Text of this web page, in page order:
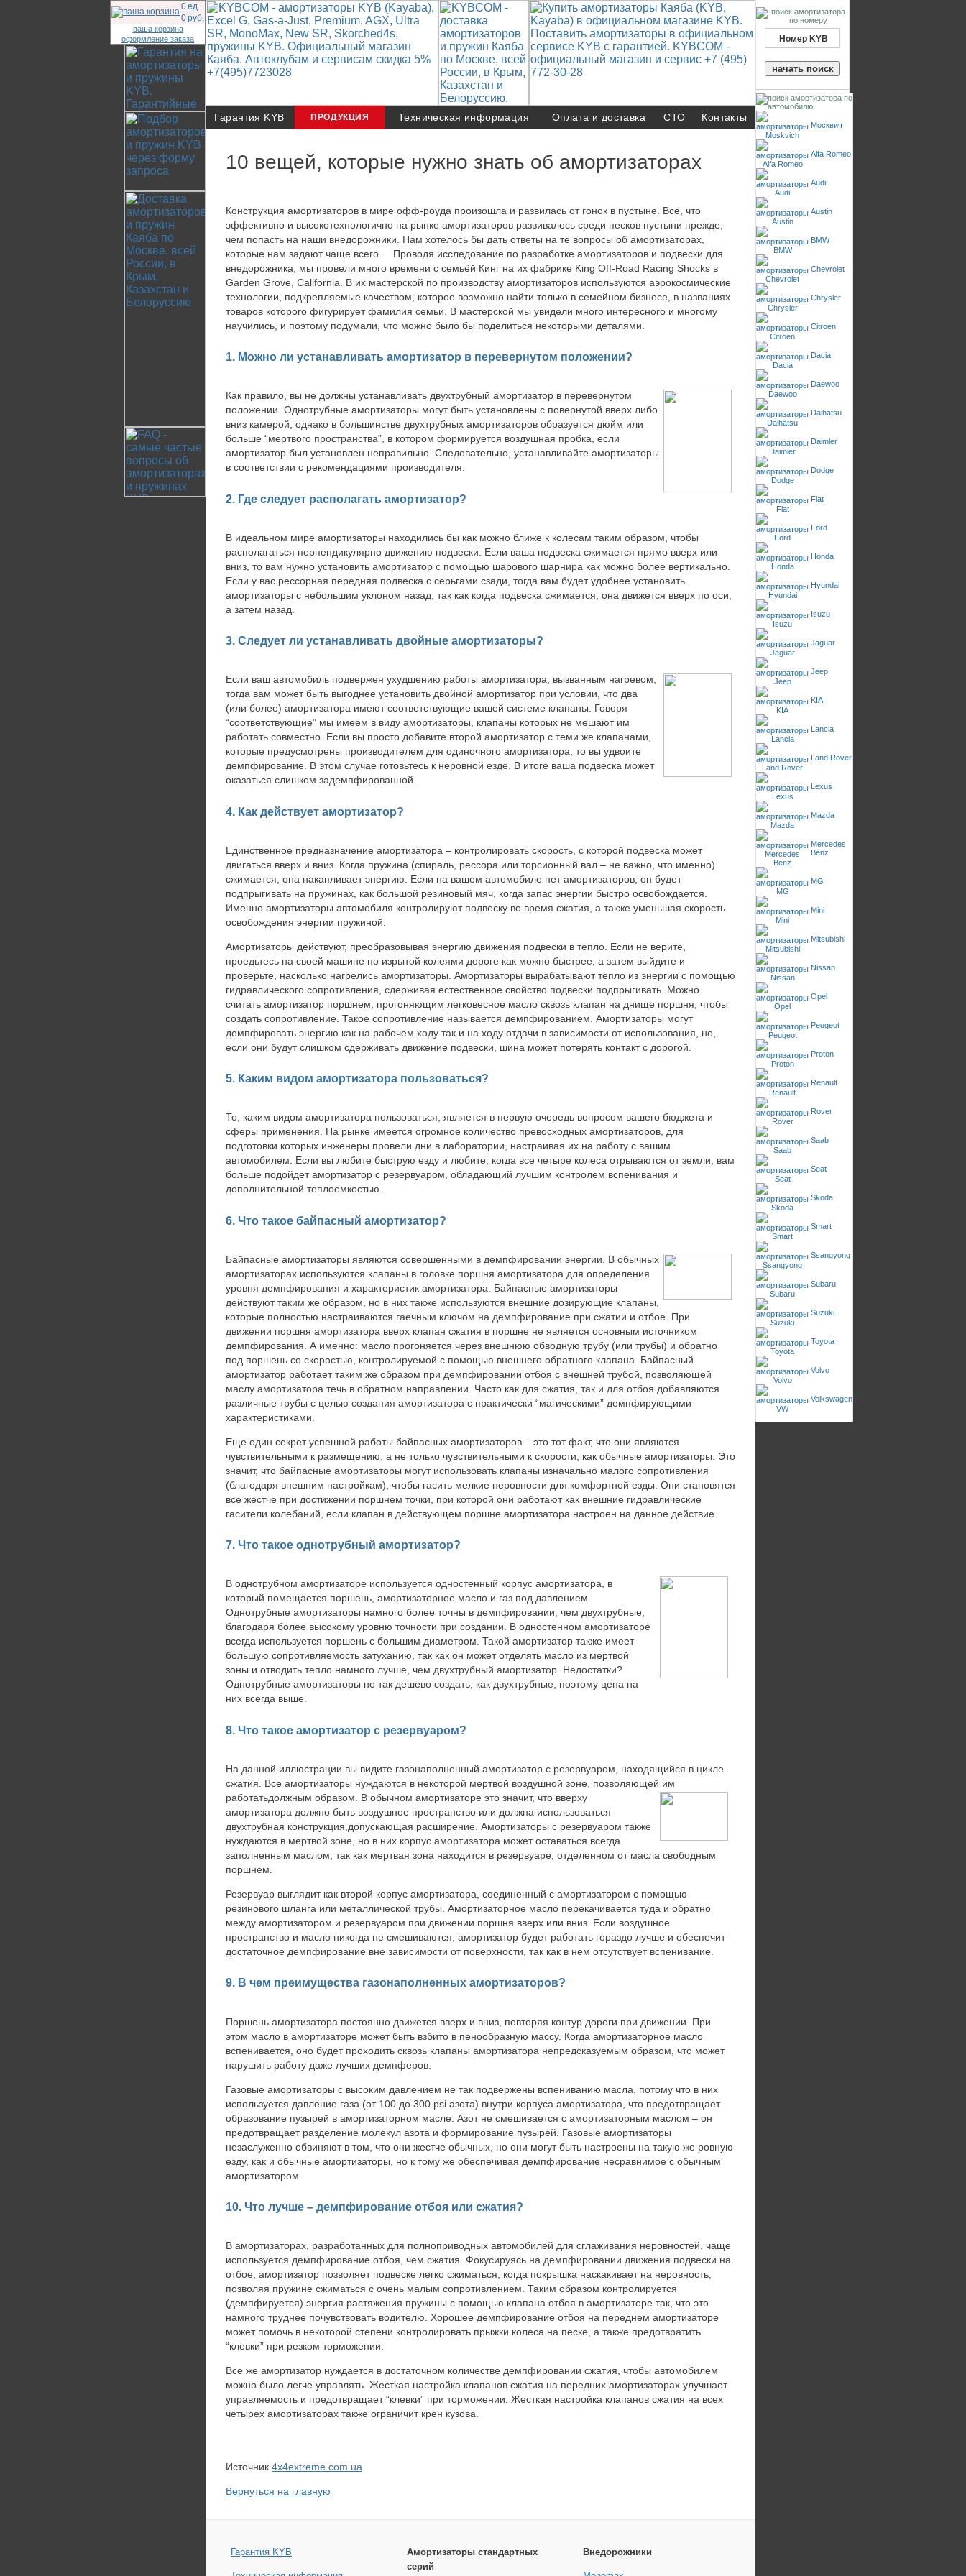
0ед.
0руб.
ваша корзина
оформление заказа
Гарантия KYB ПРОДУКЦИЯ Техническая информация Оплата и доставка СТО Контакты
10 вещей, которые нужно знать об амортизаторах
Конструкция амортизаторов в мире офф-роуда произошла и развилась от гонок в пустыне. Всё, что
эффективно и высокотехнологично на рынке амортизаторов развивалось среди песков пустыни прежде,
чем попасть на наши внедорожники. Нам хотелось бы дать ответы на те вопросы об амортизаторах,
которые нам задают чаще всего. Проводя исследование по разработке амортизаторов и подвески для
внедорожника, мы провели много времени с семьёй Кинг на их фабрике King Off-Road Racing Shocks в
Garden Grove, California. В их мастерской по производству амортизаторов используются аэрокосмические
технологии, подкрепляемые качеством, которое возможно найти только в семейном бизнесе, в названиях
товаров которого фигурирует фамилия семьи. В мастерской мы увидели много интересного и многому
научились, и поэтому подумали, что можно было бы поделиться некоторыми деталями.
1. Можно ли устанавливать амортизатор в перевернутом положении?
Как правило, вы не должны устанавливать двухтрубный амортизатор в перевернутом
положении. Однотрубные амортизаторы могут быть установлены с повернутой вверх либо
вниз камерой, однако в большинстве двухтрубных амортизаторов образуется дюйм или
больше “мертвого пространства”, в котором формируется воздушная пробка, если
амортизатор был установлен неправильно. Следовательно, устанавливайте амортизаторы
в соответствии с рекомендациями производителя.
2. Где следует располагать амортизатор?
В идеальном мире амортизаторы находились бы как можно ближе к колесам таким образом, чтобы
располагаться перпендикулярно движению подвески. Если ваша подвеска сжимается прямо вверх или
вниз, то вам нужно установить амортизатор с помощью шарового шарнира как можно более вертикально.
Если у вас рессорная передняя подвеска с серьгами сзади, тогда вам будет удобнее установить
амортизаторы с небольшим уклоном назад, так как когда подвеска сжимается, она движется вверх по оси,
а затем назад.
3. Следует ли устанавливать двойные амортизаторы?
Если ваш автомобиль подвержен ухудшению работы амортизатора, вызванным нагревом,
тогда вам может быть выгоднее установить двойной амортизатор при условии, что два
(или более) амортизатора имеют соответствующие вашей системе клапаны. Говоря
“соответствующие” мы имеем в виду амортизаторы, клапаны которых не мешают им
работать совместно. Если вы просто добавите второй амортизатор с теми же клапанами,
которые предусмотрены производителем для одиночного амортизатора, то вы удвоите
демпфирование. В этом случае готовьтесь к неровной езде. В итоге ваша подвеска может
оказаться слишком задемпфированной.
4. Как действует амортизатор?
Единственное предназначение амортизатора – контролировать скорость, с которой подвеска может
двигаться вверх и вниз. Когда пружина (спираль, рессора или торсионный вал – не важно, что именно)
сжимается, она накапливает энергию. Если на вашем автомобиле нет амортизаторов, он будет
подпрыгивать на пружинах, как большой резиновый мяч, когда запас энергии быстро освобождается.
Именно амортизаторы автомобиля контролируют подвеску во время сжатия, а также уменьшая скорость
освобождения энергии пружиной.
Амортизаторы действуют, преобразовывая энергию движения подвески в тепло. Если не верите,
проедьтесь на своей машине по изрытой колеями дороге как можно быстрее, а затем выйдите и
проверьте, насколько нагрелись амортизаторы. Амортизаторы вырабатывают тепло из энергии с помощью
гидравлического сопротивления, сдерживая естественное свойство подвески подпрыгивать. Можно
считать амортизатор поршнем, прогоняющим легковесное масло сквозь клапан на днище поршня, чтобы
создать сопротивление. Такое сопротивление называется демпфированием. Амортизаторы могут
демпфировать энергию как на рабочем ходу так и на ходу отдачи в зависимости от использования, но,
если они будут слишком сдерживать движение подвески, шина может потерять контакт с дорогой.
5. Каким видом амортизатора пользоваться?
То, каким видом амортизатора пользоваться, является в первую очередь вопросом вашего бюджета и
сферы применения. На рынке имеется огромное количество превосходных амортизаторов, для
подготовки которых инженеры провели дни в лаборатории, настраивая их на работу с вашим
автомобилем. Если вы любите быструю езду и любите, когда все четыре колеса отрываются от земли, вам
больше подойдет амортизатор с резервуаром, обладающий лучшим контролем вспенивания и
дополнительной теплоемкостью.
6. Что такое байпасный амортизатор?
Байпасные амортизаторы являются совершенными в демпфировании энергии. В обычных
амортизаторах используются клапаны в головке поршня амортизатора для определения
уровня демпфирования и характеристик амортизатора. Байпасные амортизаторы
действуют таким же образом, но в них также используются внешние дозирующие клапаны,
которые полностью настраиваются гаечным ключом на демпфирование при сжатии и отбое. При
движении поршня амортизатора вверх клапан сжатия в поршне не является основным источником
демпфирования. А именно: масло прогоняется через внешнюю обводную трубу (или трубы) и обратно
под поршень со скоростью, контролируемой с помощью внешнего обратного клапана. Байпасный
амортизатор работает таким же образом при демпфировании отбоя с внешней трубой, позволяющей
маслу амортизатора течь в обратном направлении. Часто как для сжатия, так и для отбоя добавляются
различные трубы с целью создания амортизатора с практически “магическими” демпфирующими
характеристиками.
Еще один секрет успешной работы байпасных амортизаторов – это тот факт, что они являются
чувствительными к размещению, а не только чувствительными к скорости, как обычные амортизаторы. Это
значит, что байпасные амортизаторы могут использовать клапаны изначально малого сопротивления
(благодаря внешним настройкам), чтобы гасить мелкие неровности для комфортной езды. Они становятся
все жестче при достижении поршнем точки, при которой они работают как внешние гидравлические
гасители колебаний, если клапан в действующем поршне амортизатора настроен на данное действие.
7. Что такое однотрубный амортизатор?
В однотрубном амортизаторе используется одностенный корпус амортизатора, в
который помещается поршень, амортизаторное масло и газ под давлением.
Однотрубные амортизаторы намного более точны в демпфировании, чем двухтрубные,
благодаря более высокому уровню точности при создании. В одностенном амортизаторе
всегда используется поршень с бoльшим диаметром. Такой амортизатор также имеет
большую сопротивляемость затуханию, так как он может отделять масло из мертвой
зоны и отводить тепло намного лучше, чем двухтрубный амортизатор. Недостатки?
Однотрубные амортизаторы не так дешево создать, как двухтрубные, поэтому цена на
них всегда выше.
8. Что такое амортизатор с резервуаром?
На данной иллюстрации вы видите газонаполненный амортизатор с резервуаром, находящийся в цикле
сжатия. Все амортизаторы нуждаются в некоторой мертвой воздушной зоне, позволяющей им
работатьдолжным образом. В обычном амортизаторе это значит, что вверху
амортизатора должно быть воздушное пространство или должна использоваться
двухтрубная конструкция,допускающая расширение. Амортизаторы с резервуаром также
нуждаются в мертвой зоне, но в них корпус амортизатора может оставаться всегда
заполненным маслом, так как мертвая зона находится в резервуаре, отделенном от масла свободным
поршнем.
Резервуар выглядит как второй корпус амортизатора, соединенный с амортизатором с помощью
резинового шланга или металлической трубы. Амортизаторное масло перекачивается туда и обратно
между амортизатором и резервуаром при движении поршня вверх или вниз. Если воздушное
пространство и масло никогда не смешиваются, амортизатор будет работать гораздо лучше и обеспечит
достаточное демпфирование вне зависимости от поверхности, так как в нем отсутствует вспенивание.
9. В чем преимущества газонаполненных амортизаторов?
Поршень амортизатора постоянно движется вверх и вниз, повторяя контур дороги при движении. При
этом масло в амортизаторе может быть взбито в пенообразную массу. Когда амортизаторное масло
вспенивается, оно будет проходить сквозь клапаны амортизатора непредсказуемым образом, что может
нарушить работу даже лучших демпферов.
Газовые амортизаторы с высоким давлением не так подвержены вспениванию масла, потому что в них
используется давление газа (от 100 до 300 psi азота) внутри корпуса амортизатора, что предотвращает
образование пузырей в амортизаторном масле. Азот не смешивается с амортизаторным маслом – он
предотвращает разделение молекул азота и формирование пузырей. Газовые амортизаторы
незаслуженно обвиняют в том, что они жестче обычных, но они могут быть настроены на такую же ровную
езду, как и обычные амортизаторы, но к тому же обеспечивая демпфирование несравнимое с обычным
амортизатором.
10. Что лучше – демпфирование отбоя или сжатия?
В амортизаторах, разработанных для полноприводных автомобилей для сглаживания неровностей, чаще
используется демпфирование отбоя, чем сжатия. Фокусируясь на демпфировании движения подвески на
отбое, амортизатор позволяет подвеске легко сжиматься, когда покрышка наскакивает на неровность,
позволяя пружине сжиматься с очень малым сопротивлением. Таким образом контролируется
(демпфируется) энергия растяжения пружины с помощью клапана отбоя в амортизаторе так, что это
намного труднее почувствовать водителю. Хорошее демпфирование отбоя на переднем амортизаторе
может помочь в некоторой степени контролировать прыжки колеса на песке, а также предотвратить
“клевки” при резком торможении.
Все же амортизатор нуждается в достаточном количестве демпфировании сжатия, чтобы автомобилем
можно было легче управлять. Жесткая настройка клапанов сжатия на передних амортизаторах улучшает
управляемость и предотвращает “клевки” при торможении. Жесткая настройка клапанов сжатия на всех
четырех амортизаторах также ограничит крен кузова.
Источник 4x4extreme.com.ua
Вернуться на главную
Гарантия KYB
Амортизаторы стандартных
серий
Внедорожники
Москвич
Alfa Romeo
Audi
Austin
BMW
Chevrolet
Chrysler
Citroen
Dacia
Daewoo
Daihatsu
Daimler
Dodge
Fiat
Ford
Honda
Hyundai
Isuzu
Jaguar
Jeep
KIA
Lancia
Land Rover
Lexus
Mazda
Mercedes
Benz
MG
Mini
Mitsubishi
Nissan
Opel
Peugeot
Proton
Renault
Rover
Saab
Seat
Skoda
Smart
Ssangyong
Subaru
Suzuki
Toyota
Volvo
Volkswagen